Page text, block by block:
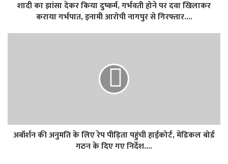
शादी का झांसा देकर किया दुष्कर्म, गर्भवती होने पर दवा खिलाकर
कराया गर्भपात, इनामी आरोपी नागपुर से गिरफ्तार....
अबॉर्शन की अनुमति के लिए रेप पीड़िता पहुंची हाईकोर्ट, मेडिकल बोर्ड
गठन के दिए गए निर्देश....